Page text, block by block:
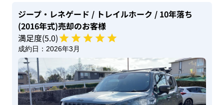
ジープ・レネゲード / トレイルホーク / 10年落ち
(2016年式)売却のお客様
満足度(5.0)
成約日： 2026年3月